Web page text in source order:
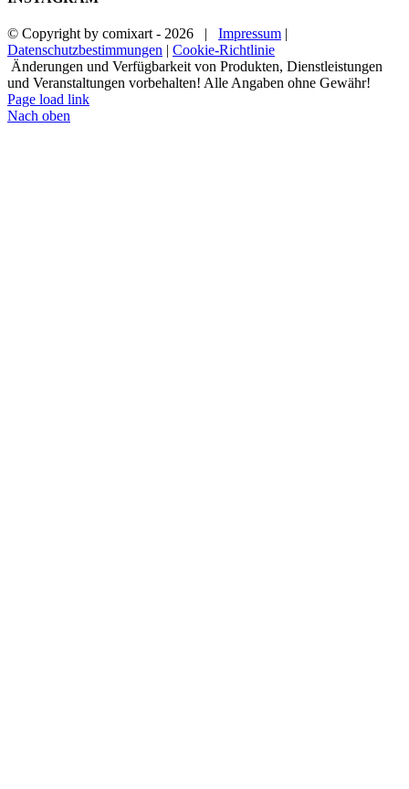
© Copyright by comixart - 2026 | Impressum |
Datenschutzbestimmungen | Cookie-Richtlinie
Änderungen und Verfügbarkeit von Produkten, Dienstleistungen
und Veranstaltungen vorbehalten! Alle Angaben ohne Gewähr!
Page load link
Nach oben